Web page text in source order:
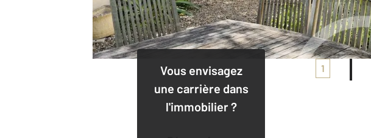
Vous envisagez
une carrière dans
l'immobilier ?
1